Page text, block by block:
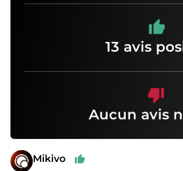
13 avis
Aucun avis
Mikivo